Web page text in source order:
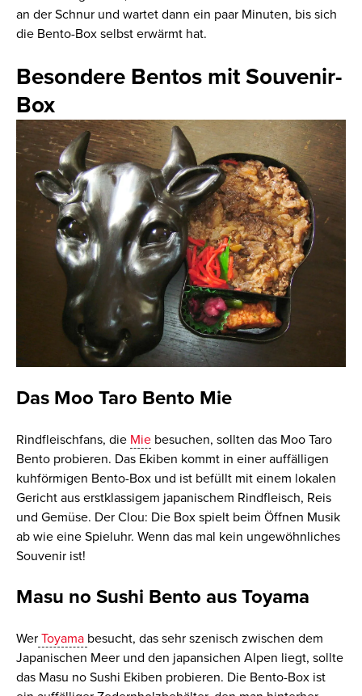
an derSchnur und wartet dann ein paar Minuten, bis sich
die Bento-Box selbst erwärmt hat.
BesondereBentos mit Souvenir-
Box
Das Moo Taro Bento Mie
Rindfleischfans, die Miebesuchen, sollten das Moo Taro
Bento probieren. Das Ekiben kommt in einer auffälligen
kuhförmigen Bento-Boxund ist befüllt mit einem lokalen
Gericht auserstklassigem japanischem Rindfleisch, Reis
und Gemüse. Der Clou: Die Box spielt beim Öffnen Musik
ab wie eine Spieluhr. Wenn das mal kein ungewöhnliches
Souvenir ist!
Masu no Sushi Bento aus Toyama
WerToyama besucht, das sehr szenisch zwischen dem
Japanischen Meer und den japansichen Alpen liegt, sollte
das Masu no Sushi Ekiben probieren. Die Bento-Box ist